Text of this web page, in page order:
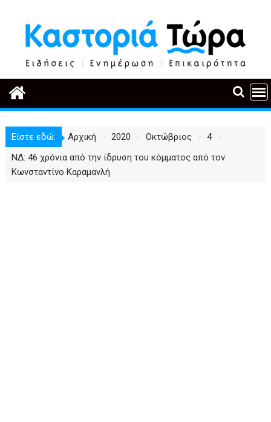
περιεχόμενο
Είστε εδώ: Αρχική 2020 Οκτώβριος
4
ΝΔ: 46 χρόνια από την ίδρυση του κόμματος από τον
Κωνσταντίνο Καραμανλή